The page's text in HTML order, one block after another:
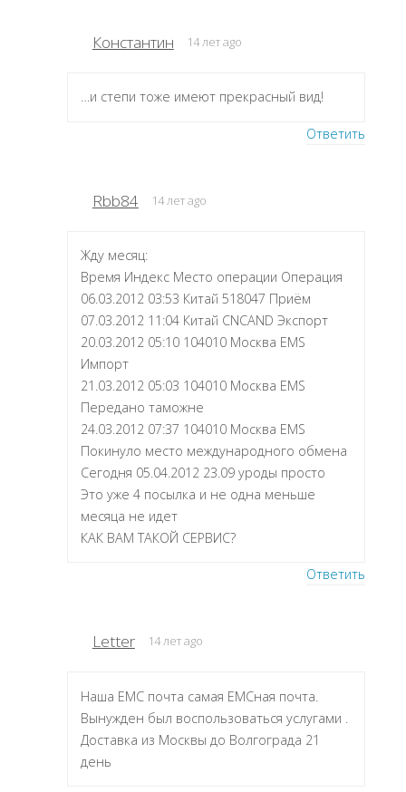
Константин 14 лет ago
…и степи тоже имеют прекрасный вид!
Ответить
Rbb84 14 лет ago
Жду месяц:
Время Индекс Место операции Операция
06.03.2012 03:53 Китай 518047 Приём
07.03.2012 11:04 Китай CNCAND Экспорт
20.03.2012 05:10 104010 Москва EMS
Импорт
21.03.2012 05:03 104010 Москва EMS
Передано таможне
24.03.2012 07:37 104010 Москва EMS
Покинуло место международного обмена
Сегодня 05.04.2012 23.09 уроды просто
Это уже 4 посылка и не одна меньше
месяца не идет
КАК ВАМ ТАКОЙ СЕРВИС?
Ответить
Letter 14 лет ago
Наша ЕМС почта самая ЕМСная почта.
Вынужден был воспользоваться услугами .
Доставка из Москвы до Волгограда 21
день